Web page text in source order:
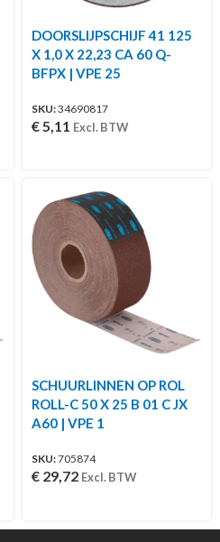
DOORSLIJPSCHIJF 41 125
X 1,0 X 22,23 CA 60 Q-
BFPX | VPE 25
SKU:34690817
€5,11 Excl. BTW
SCHUURLINNEN OP ROL
ROLL-C 50 X 25 B 01 C JX
A60 | VPE 1
SKU:705874
€ 29,72 Excl. BTW